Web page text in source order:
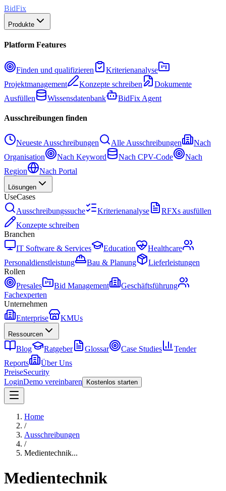
BidFix
Produkte
Platform Features
Finden und qualifizieren
Kriterienanalyse
Projektmanagement
Konzepte schreiben
Dokumente
Ausfüllen
Wissensdatenbank BidFix Agent
Ausschreibungen finden
Neueste Ausschreibungen Alle Ausschreibungen
Nach
Organisation
Nach Keyword Nach CPV-Code
Nach
Region
Nach Portal
Lösungen
UseCases
Ausschreibungssuche
Kriterienanalyse
RFXs ausfüllen
Konzepte schreiben
Branchen
IT Software & Services
Education
Healthcare
Personaldienstleistung
Bau & Planung
Lieferleistungen
Rollen
Presales
Bid Management
Geschäftsführung
Fachexperten
Unternehmen
Enterprise
KMUs
Ressourcen
Blog Ratgeber Glossar Case Studies
Tender
Reports
Über Uns
PreiseSecurity
LoginDemo vereinbaren Kostenlos starten
Home
/
Ausschreibungen
/
Medientechnik...
Medientechnik